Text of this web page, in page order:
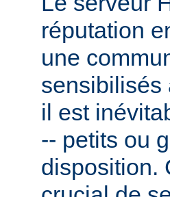
réputation
une
sensibilisés
il est
-- petits ou
disposition.